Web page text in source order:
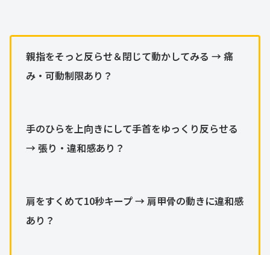
親指をそっと反らせ＆閉じて動かしてみる → 痛
み・可動制限あり？
手のひらを上向きにして手首をゆっくり反らせる
→ 張り・違和感あり？
肩をすくめて10秒キープ → 肩甲骨の動きに違和感
あり？